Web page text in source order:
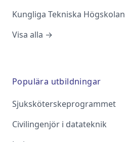
Kungliga Tekniska Högskolan
Visa alla →
Populära utbildningar
Sjuksköterskeprogrammet
Civilingenjör i datateknik